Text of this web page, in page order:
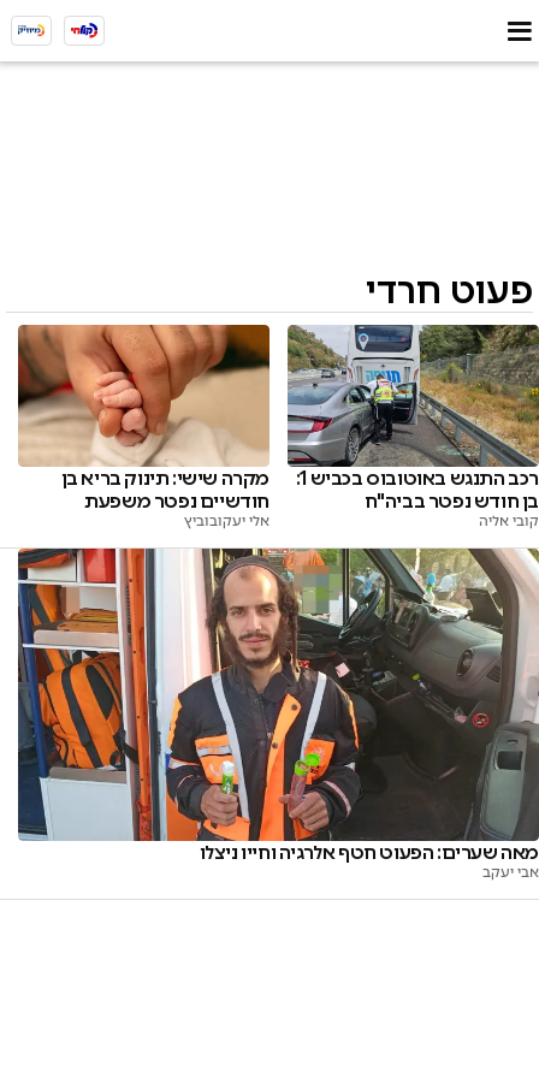
פעוט חרדי
רכב התנגש באוטובוס בכביש 1:
בן חודש נפטר בביה"ח
קובי אליה
מקרה שישי: תינוק בריא בן
חודשיים נפטר משפעת
אלי יעקובוביץ
מאה שערים: הפעוט חטף אלרגיה וחייו ניצלו
אבי יעקב